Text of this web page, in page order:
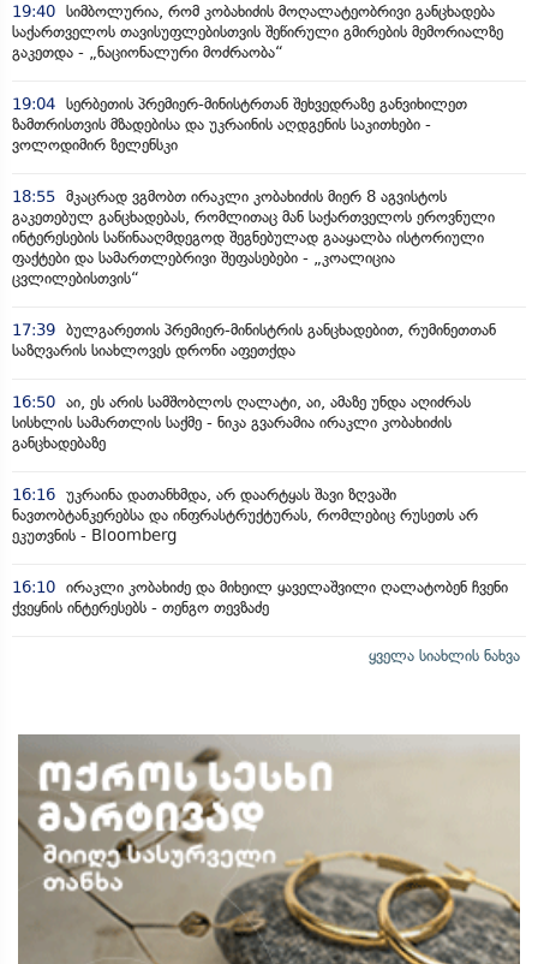
19:40 სიმბოლურია, რომ კობახიძის მოღალატეობრივი განცხადება
საქართველოს თავისუფლებისთვის შეწირული გმირების მემორიალზე
გაკეთდა - „ნაციონალური მოძრაობა“
19:04 სერბეთის პრემიერ-მინისტრთან შეხვედრაზე განვიხილეთ
ზამთრისთვის მზადებისა და უკრაინის აღდგენის საკითხები -
ვოლოდიმირ ზელენსკი
18:55 მკაცრად ვგმობთ ირაკლი კობახიძის მიერ 8 აგვისტოს
გაკეთებულ განცხადებას, რომლითაც მან საქართველოს ეროვნული
ინტერესების საწინააღმდეგოდ შეგნებულად გააყალბა ისტორიული
ფაქტები და სამართლებრივი შეფასებები - „კოალიცია
ცვლილებისთვის“
17:39 ბულგარეთის პრემიერ-მინისტრის განცხადებით, რუმინეთთან
საზღვარის სიახლოვეს დრონი აფეთქდა
16:50 აი, ეს არის სამშობლოს ღალატი, აი, ამაზე უნდა აღიძრას
სისხლის სამართლის საქმე - ნიკა გვარამია ირაკლი კობახიძის
განცხადებაზე
16:16 უკრაინა დათანხმდა, არ დაარტყას შავი ზღვაში
ნავთობტანკერებსა და ინფრასტრუქტურას, რომლებიც რუსეთს არ
ეკუთვნის - Bloomberg
16:10 ირაკლი კობახიძე და მიხეილ ყაველაშვილი ღალატობენ ჩვენი
ქვეყნის ინტერესებს - თენგო თევზაძე
ყველა სიახლის ნახვა